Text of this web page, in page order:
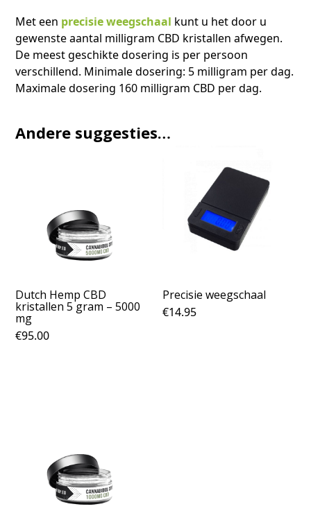
Met een precisie weegschaal kunt u het door u
gewenste aantal milligram CBD kristallen afwegen.
De meest geschikte dosering is per persoon
verschillend. Minimale dosering: 5 milligram per dag.
Maximale dosering 160 milligram CBD per dag.
Andere suggesties…
Dutch Hemp CBD
kristallen 5 gram – 5000
mg
€95.00
Precisie weegschaal
€14.95